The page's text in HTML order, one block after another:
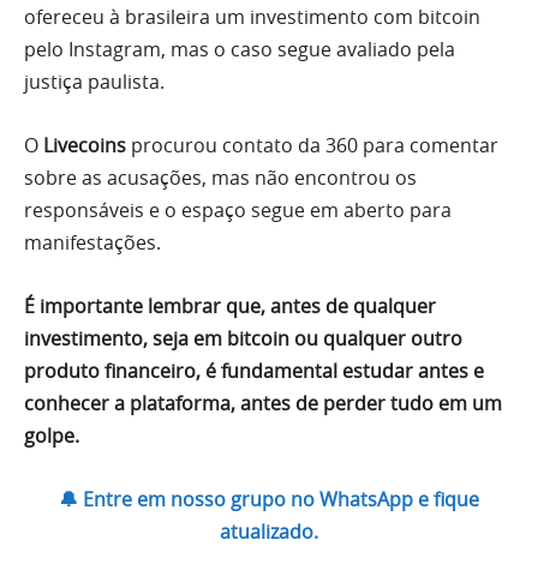
ofereceu à brasileira um investimento com bitcoin
pelo Instagram, mas o caso segue avaliado pela
justiça paulista.
O Livecoins procurou contato da 360 para comentar
sobre as acusações, mas não encontrou os
responsáveis e o espaço segue em aberto para
manifestações.
É importante lembrar que, antes de qualquer
investimento, seja em bitcoin ou qualquer outro
produto financeiro, é fundamental estudar antes e
conhecer a plataforma, antes de perder tudo em um
golpe.
🔔 Entre em nosso grupo no WhatsApp e fique
atualizado.